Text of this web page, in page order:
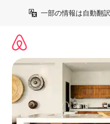
一部の情報は自動翻